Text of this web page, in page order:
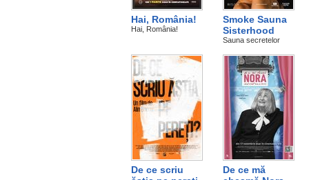
Hai, România!
Hai, România!
Smoke Sauna
Sisterhood
Sauna secretelor
De ce scriu
De ce mă